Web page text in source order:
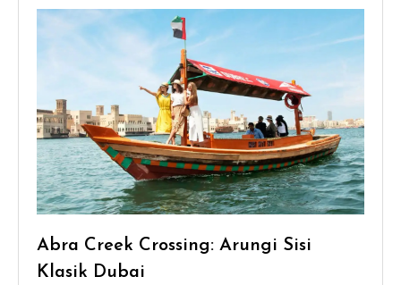
Abra Creek Crossing: Arungi Sisi
Klasik Dubai